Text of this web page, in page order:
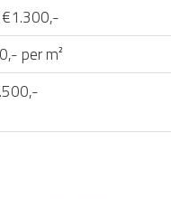
per m²